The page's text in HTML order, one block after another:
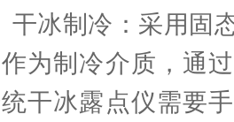
制冷：采用固态
为制冷介质，通
干冰露点仪需要